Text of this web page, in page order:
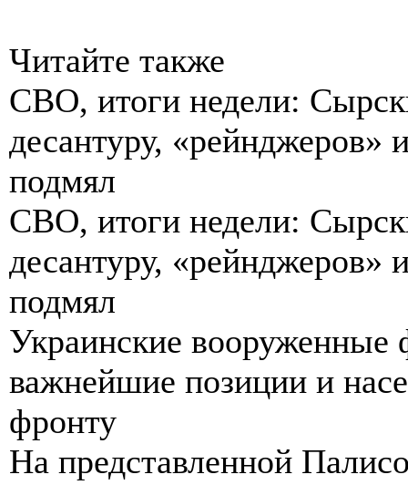
Читайте также
СВО, итоги недели:
десантуру, «рейнджеров»
подмял
СВО, итоги недели:
десантуру, «рейнджеров»
подмял
Украинские вооруженные
важнейшие позиции и
фронту
На представленной